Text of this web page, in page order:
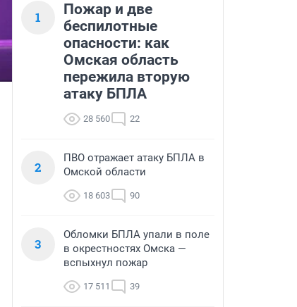
1
Пожар и две
беспилотные
опасности: как
Омская область
пережила вторую
атаку БПЛА
28 560 22
2
ПВО отражает атаку БПЛА в
Омской области
18 603 90
3
Обломки БПЛА упали в поле
в окрестностях Омска —
вспыхнул пожар
17 511 39